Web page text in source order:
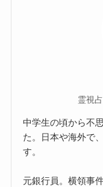
霊視
中学生の頃から不
た。日本や海外で
す。
元銀行員。横領事